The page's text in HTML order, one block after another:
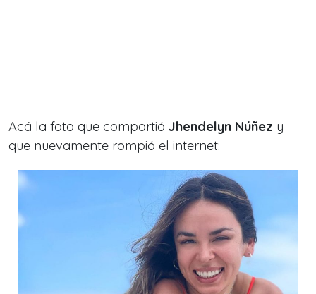
Acá la foto que compartió Jhendelyn Núñez y
que nuevamente rompió el internet: